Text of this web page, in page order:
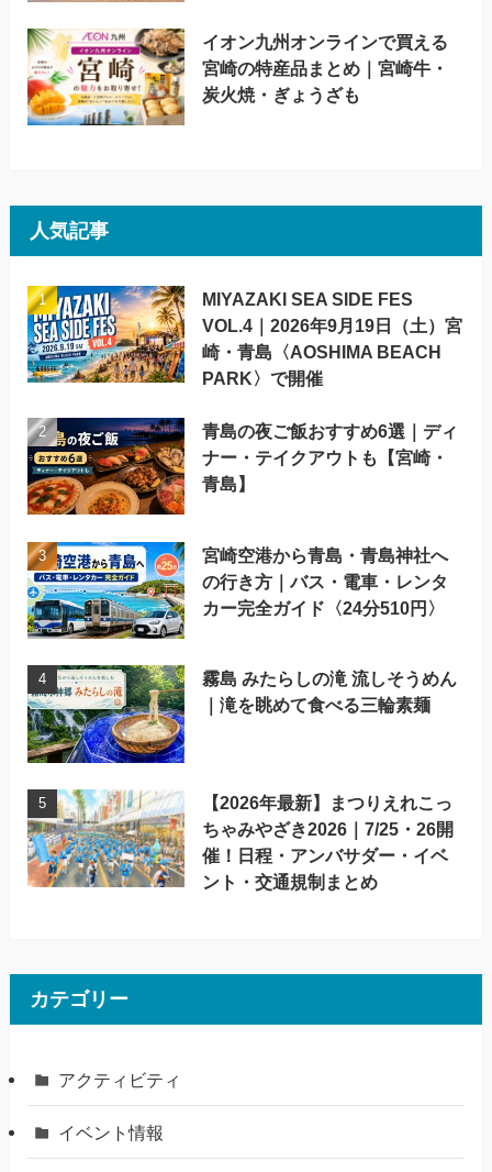
イオン九州オンラインで買える
宮崎の特産品まとめ｜宮崎牛・
炭火焼・ぎょうざも
人気記事
MIYAZAKI SEA SIDE FES
VOL.4｜2026年9月19日（土）宮
崎・青島〈AOSHIMA BEACH
PARK〉で開催
青島の夜ご飯おすすめ6選｜ディ
ナー・テイクアウトも【宮崎・
青島】
宮崎空港から青島・青島神社へ
の行き方｜バス・電車・レンタ
カー完全ガイド〈24分510円〉
霧島 みたらしの滝 流しそうめん
｜滝を眺めて食べる三輪素麺
【2026年最新】まつりえれこっ
ちゃみやざき2026｜7/25・26開
催！日程・アンバサダー・イベ
ント・交通規制まとめ
カテゴリー
アクティビティ
イベント情報